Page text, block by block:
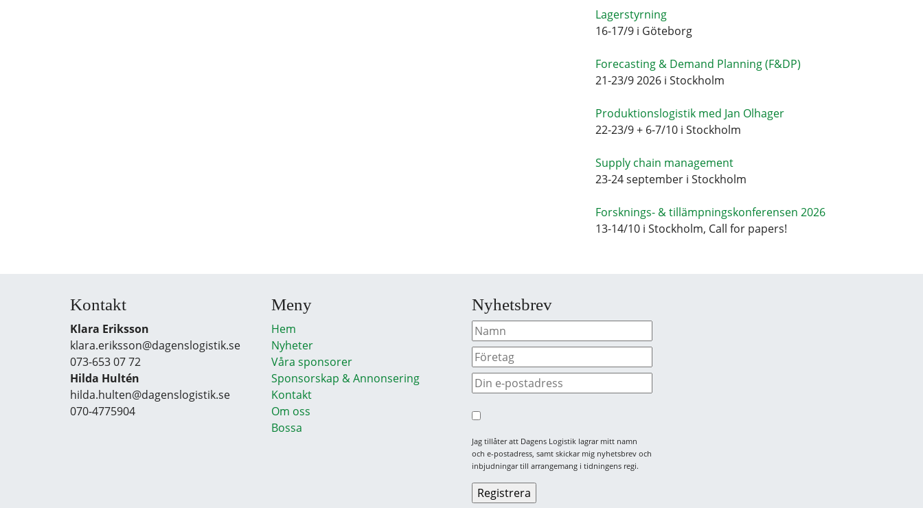
Lagerstyrning
16-17/9 i Göteborg
Forecasting & Demand Planning (F&DP)
21-23/9 2026 i Stockholm
Produktionslogistik med Jan Olhager
22-23/9 + 6-7/10 i Stockholm
Supply chain management
23-24 september i Stockholm
Forsknings- & tillämpningskonferensen 2026
13-14/10 i Stockholm, Call for papers!
Kontakt
Klara Eriksson
klara.eriksson@dagenslogistik.se
073-653 07 72
Hilda Hultén
hilda.hulten@dagenslogistik.se
070-4775904
Meny
Hem
Nyheter
Våra sponsorer
Sponsorskap & Annonsering
Kontakt
Om oss
Bossa
Nyhetsbrev
Jag tillåter att Dagens Logistik lagrar mitt namn
och e-postadress, samt skickar mig nyhetsbrev och
inbjudningar till arrangemang i tidningens regi.